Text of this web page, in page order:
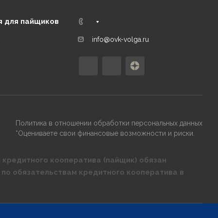
для пайщиков
info@ovk-volga.ru
Политика в отношении обработки персональных данных
*Оцениваете свои финансовые возможности и риски.
кооператива (пайщик) обязан
обязательствам кредитного кооператива в